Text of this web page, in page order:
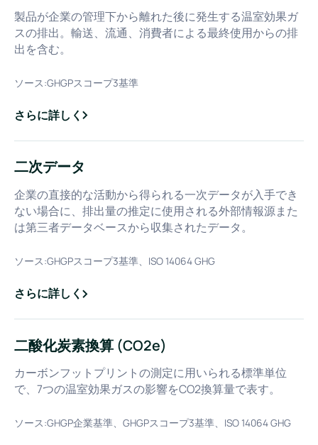
製品が企業の管理下から離れた後に発生する温室効果ガ
スの排出。輸送、流通、消費者による最終使用からの排
出を含む。
ソース:GHGPスコープ3基準
さらに詳しく
about
下流の排出量
二次データ
企業の直接的な活動から得られる一次データが入手でき
ない場合に、排出量の推定に使用される外部情報源また
は第三者データベースから収集されたデータ。
ソース:GHGPスコープ3基準、ISO 14064 GHG
さらに詳しく
about
二次データ
二酸化炭素換算 (CO2e)
カーボンフットプリントの測定に用いられる標準単位
で、7つの温室効果ガスの影響をCO2換算量で表す。
ソース:GHGP企業基準、GHGPスコープ3基準、ISO 14064 GHG